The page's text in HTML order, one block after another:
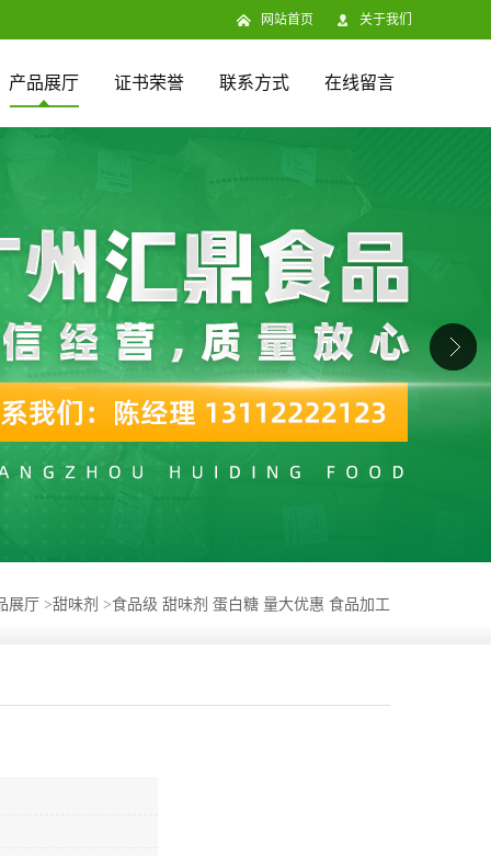
网站首页 关于我们
产品展厅 证书荣誉 联系方式 在线留言
展厅 >甜味剂 >食品级 甜味剂 蛋白糖 量大优惠 食品加工